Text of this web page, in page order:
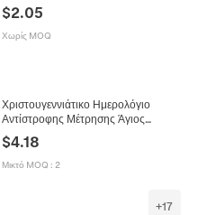
Αξεσουάρ Μαλλιών Σε Κουτί Δώρου
$2.05
Χωρίς MOQ
Χριστουγεννιάτικο Ημερολόγιο
Αντίστροφης Μέτρησης Άγιος
Βασίλης Χιονάνθρωπος Λούτρινο Με
Ξύλινους Κύβους Ημερομηνίας
Διακόσμηση
$4.18
Μικτό MOQ : 2
+17